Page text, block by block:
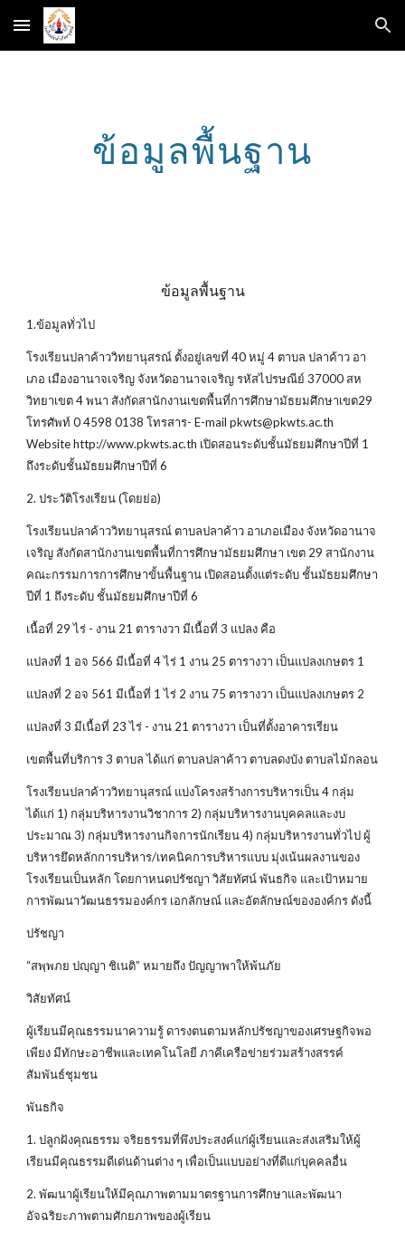
Skip to main content Skip to navigation
ข้อมูลพื้นฐาน
ข้อมูลพื้นฐาน
1.ข้อมูลทั่วไป
โรงเรียนปลาค้าววิทยานุสรณ์ ตั้งอยู่เลขที่ 40 หมู่ 4 ตาบล ปลาค้าว อา
เภอ เมืองอานาจเจริญ จังหวัดอานาจเจริญ รหัสไปรษณีย์ 37000 สห
วิทยาเขต 4 พนา สังกัดสานักงานเขตพื้นที่การศึกษามัธยมศึกษาเขต29
โทรศัพท์ 0 4598 0138 โทรสาร- E-mail pkwts@pkwts.ac.th
Website http://www.pkwts.ac.th เปิดสอนระดับชั้นมัธยมศึกษาปีที่ 1
ถึงระดับชั้นมัธยมศึกษาปีที่ 6
2. ประวัติโรงเรียน (โดยย่อ)
โรงเรียนปลาค้าววิทยานุสรณ์ ตาบลปลาค้าว อาเภอเมือง จังหวัดอานาจ
เจริญ สังกัดสานักงานเขตพื้นที่การศึกษามัธยมศึกษา เขต 29 สานักงาน
คณะกรรมการการศึกษาขั้นพื้นฐาน เปิดสอนตั้งแต่ระดับ ชั้นมัธยมศึกษา
ปีที่ 1 ถึงระดับ ชั้นมัธยมศึกษาปีที่ 6
เนื้อที่ 29 ไร่ - งาน 21 ตารางวา มีเนื้อที่ 3 แปลง คือ
แปลงที่ 1 อจ 566 มีเนื้อที่ 4 ไร่ 1 งาน 25 ตารางวา เป็นแปลงเกษตร 1
แปลงที่ 2 อจ 561 มีเนื้อที่ 1 ไร่ 2 งาน 75 ตารางวา เป็นแปลงเกษตร 2
แปลงที่ 3 มีเนื้อที่ 23 ไร่ - งาน 21 ตารางวา เป็นที่ตั้งอาคารเรียน
เขตพื้นที่บริการ 3 ตาบล ได้แก่ ตาบลปลาค้าว ตาบลดงบัง ตาบลไม้กลอน
โรงเรียนปลาค้าววิทยานุสรณ์ แบ่งโครงสร้างการบริหารเป็น 4 กลุ่ม
ได้แก่ 1) กลุ่มบริหารงานวิชาการ 2) กลุ่มบริหารงานบุคคลและงบ
ประมาณ 3) กลุ่มบริหารงานกิจการนักเรียน 4) กลุ่มบริหารงานทั่วไป ผู้
บริหารยึดหลักการบริหาร/เทคนิคการบริหารแบบ มุ่งเน้นผลงานของ
โรงเรียนเป็นหลัก โดยกาหนดปรัชญา วิสัยทัศน์ พันธกิจ และเป้าหมาย
การพัฒนาวัฒนธรรมองค์กร เอกลักษณ์ และอัตลักษณ์ขององค์กร ดังนี้
ปรัชญา
“สพฺพภย ปญฺญา ชิเนติ” หมายถึง ปัญญาพาให้พ้นภัย
วิสัยทัศน์
ผู้เรียนมีคุณธรรมนาความรู้ ดารงตนตามหลักปรัชญาของเศรษฐกิจพอ
เพียง มีทักษะอาชีพและเทคโนโลยี ภาคีเครือข่ายร่วมสร้างสรรค์
สัมพันธ์ชุมชน
พันธกิจ
1. ปลูกฝังคุณธรรม จริยธรรมที่พึงประสงค์แก่ผู้เรียนและส่งเสริมให้ผู้
เรียนมีคุณธรรมดีเด่นด้านต่าง ๆ เพื่อเป็นแบบอย่างที่ดีแก่บุคคลอื่น
2. พัฒนาผู้เรียนให้มีคุณภาพตามมาตรฐานการศึกษาและพัฒนา
อัจฉริยะภาพตามศักยภาพของผู้เรียน